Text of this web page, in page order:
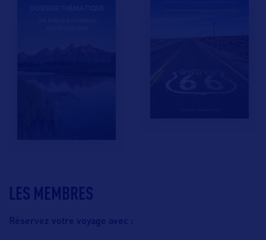
LES MEMBRES
Réservez votre voyage avec :